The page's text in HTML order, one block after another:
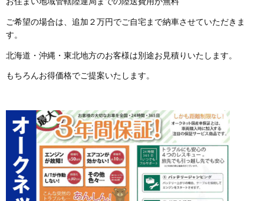
ご希望の場合は、追加２万円でご自宅まで納車させていただきま
す。
北海道・沖縄・東北地方のお客様は別途お見積りいたします。
もちろんお得価格でご提案いたします。